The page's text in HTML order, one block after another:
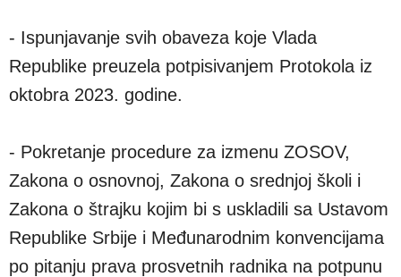
- Ispunjavanje svih obaveza koje Vlada
Republike preuzela potpisivanjem Protokola iz
oktobra 2023. godine.
- Pokretanje procedure za izmenu ZOSOV,
Zakona o osnovnoj, Zakona o srednjoj školi i
Zakona o štrajku kojim bi s uskladili sa Ustavom
Republike Srbije i Međunarodnim konvencijama
po pitanju prava prosvetnih radnika na potpunu